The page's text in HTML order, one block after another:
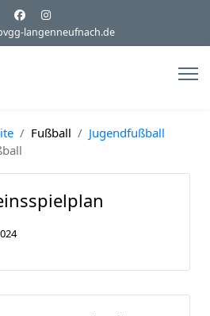
langenneufnach.de
Fußball
Jugendfußball